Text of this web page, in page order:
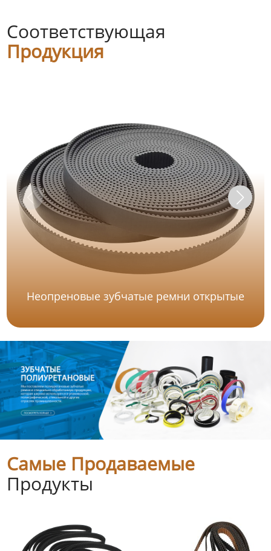
Соответствующая
Продукция
Неопреновые зубчатые ремни открытые
Самые Продаваемые
Продукты